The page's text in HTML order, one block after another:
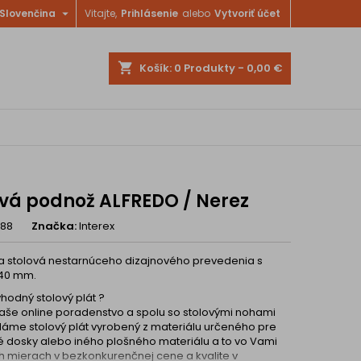
Vitajte, Prihlásenie alebo Vytvoriť účet
Slovenčina 
shopping_cart Košík: 0 Produkty - 0,00 €
podnož ALFREDO / Nerez
Značka:Interex
stolová nestarnúceho dizajnového prevedenia s
mm.
stolový plát ?
online poradenstvo a spolu so stolovými nohami
stolový plát vyrobený z materiálu určeného pre
dosky alebo iného plošného materiálu a to vo Vami
mierach v bezkonkurenčnej cene a kvalite v